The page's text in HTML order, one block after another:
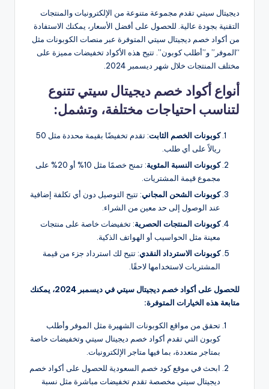
ديجيتال سيتي تقدم مجموعة متنوعة من الإلكترونيات والمنتجات
التقنية بجودة عالية. للحصول على أفضل الأسعار، يمكنك الاستفادة
من أكواد خصم ديجيتال سيتي المتوفرة عبر منصات الكوبونات مثل
“الموفر” و”أطلب كوبون”. تتيح هذه الأكواد تخفيضات مميزة على
مختلف المنتجات خلال شهر ديسمبر 2024​.
أنواع أكواد خصم ديجيتال سيتي تتنوع
لتناسب احتياجات مختلفة، وتشمل:
كوبونات الخصم الثابت
: تقدم تخفيضًا بقيمة محددة مثل 50
ريالاً على أي طلب.
كوبونات النسبة المئوية
: تمنح خصمًا مثل 10% أو 20% على
مجموع قيمة المشتريات.
كوبونات الشحن المجاني: تتيح التوصيل دون أي تكلفة إضافية
عند الوصول إلى حد معين من الشراء.
كوبونات المنتجات الحصرية: تخفيضات خاصة على منتجات
معينة مثل الحواسيب أو الهواتف الذكية.
كوبونات الاسترداد النقدي: تتيح لك استرداد جزء من قيمة
المشتريات لاستخدامها لاحقًا.
للحصول على أكواد خصم ديجيتال سيتي في ديسمبر 2024، يمكنك
متابعة هذه الخيارات المتوفرة:
تحقق من مواقع الكوبونات الشهيرة مثل الموفر وأطلب
كوبون التي تقدم أكواد خصم ديجيتال سيتي وتخفيضات خاصة
بمتاجر متعددة، بما فيها متاجر الإلكترونيات.
ابحث في موقع كود خصم السعودية للحصول على أكواد خصم
ديجيتال سيتي مخصصة تقدم تخفيضات مباشرة مثل نسبة